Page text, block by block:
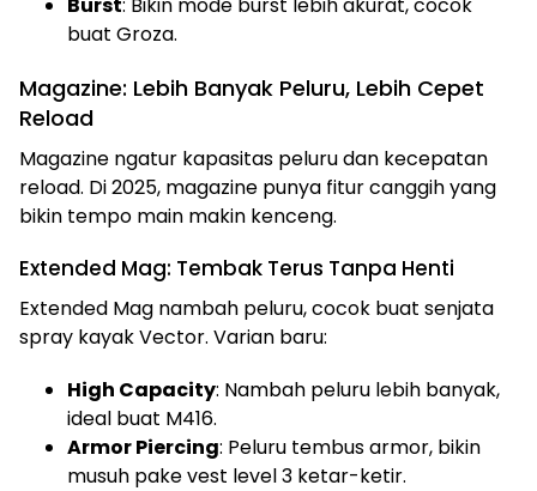
buat Groza.
Magazine: Lebih Banyak Peluru, Lebih Cepet
Reload
Magazine ngatur kapasitas peluru dan kecepatan
reload. Di 2025, magazine punya fitur canggih yang
bikin tempo main makin kenceng.
Extended Mag: Tembak Terus Tanpa Henti
Extended Mag nambah peluru, cocok buat senjata
spray kayak Vector. Varian baru:
High Capacity: Nambah peluru lebih banyak,
ideal buat M416.
Armor Piercing: Peluru tembus armor, bikin
musuh pake vest level 3 ketar-ketir.